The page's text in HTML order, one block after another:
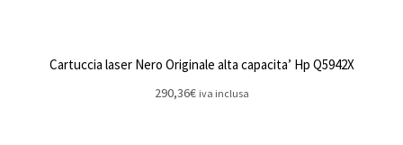
Cartuccia laser Nero Originale alta capacita’ Hp Q5942X
290,36€ iva inclusa